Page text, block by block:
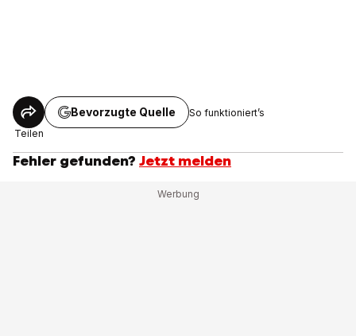
Teilen
Bevorzugte Quelle So funktioniert’s
Fehler gefunden? Jetzt melden